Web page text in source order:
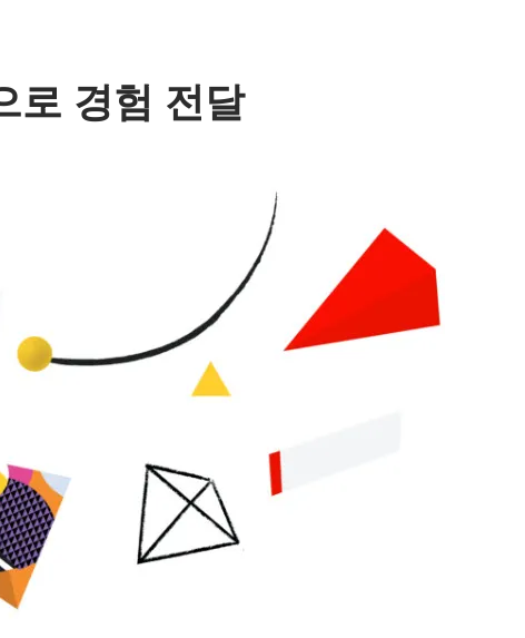
로 경험 전달